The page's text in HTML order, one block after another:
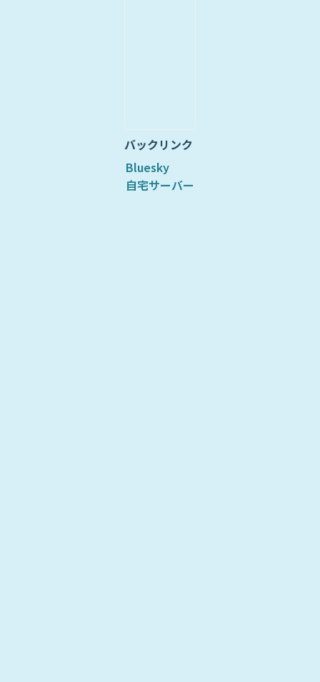
バックリンク
Bluesky
自宅サーバー